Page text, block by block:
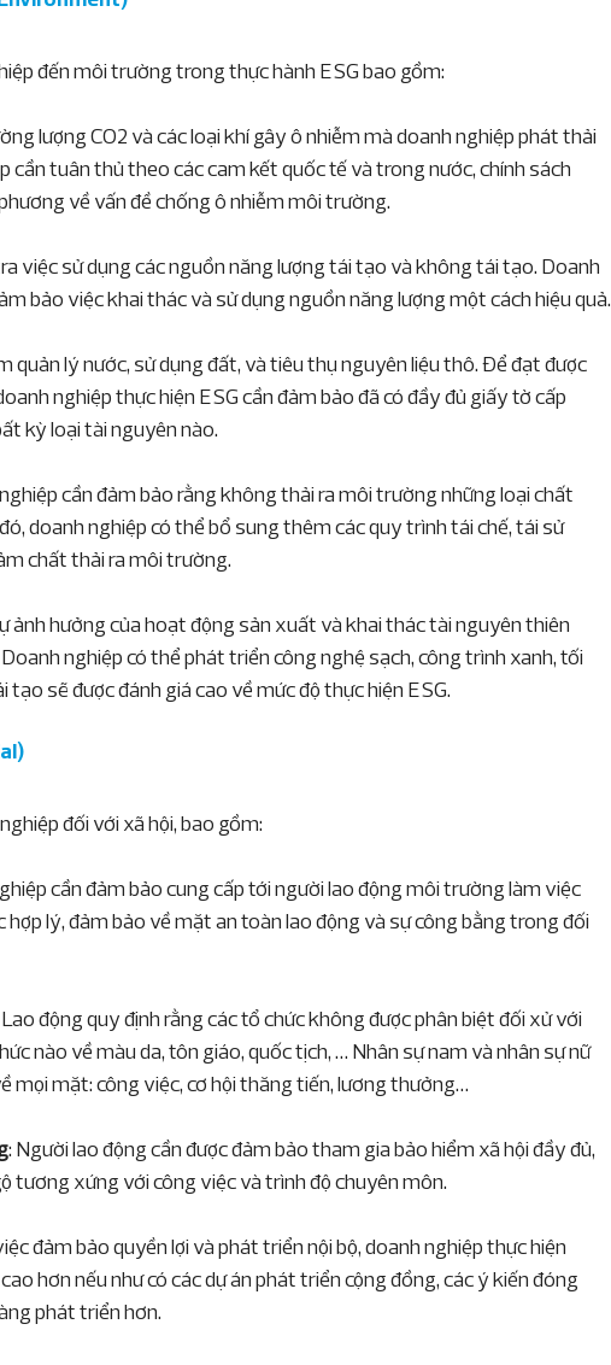
đến môi trường trong thực hành ESG bao gồm:
lượng CO2 và các loại khí gây ô nhiễm mà doanh nghiệp phát thải
cần tuân thủ theo các cam kết quốc tế và trong nước, chính sách
về vấn đề chống ô nhiễm môi trường.
việc sử dụng các nguồn năng lượng tái tạo và không tái tạo. Doanh
bảo việc khai thác và sử dụng nguồn năng lượng một cách hiệu quả.
quản lý nước, sử dụng đất, và tiêu thụ nguyên liệu thô. Để đạt được
nghiệp thực hiện ESG cần đảm bảo đã có đầy đủ giấy tờ cấp
kỳ loại tài nguyên nào.
cần đảm bảo rằng không thải ra môi trường những loại chất
doanh nghiệp có thể bổ sung thêm các quy trình tái chế, tái sử
chất thải ra môi trường.
ảnh hưởng của hoạt động sản xuất và khai thác tài nguyên thiên
nghiệp có thể phát triển công nghệ sạch, công trình xanh, tối
sẽ được đánh giá cao về mức độ thực hiện ESG.
đối với xã hội, bao gồm:
cần đảm bảo cung cấp tới người lao động môi trường làm việc
hợp lý, đảm bảo về mặt an toàn lao động và sự công bằng trong đối
động quy định rằng các tổ chức không được phân biệt đối xử với
nào về màu da, tôn giáo, quốc tịch, … Nhân sự nam và nhân sự nữ
mọi mặt: công việc, cơ hội thăng tiến, lương thưởng…
: Người lao động cần được đảm bảo tham gia bảo hiểm xã hội đầy đủ,
tương xứng với công việc và trình độ chuyên môn.
đảm bảo quyền lợi và phát triển nội bộ, doanh nghiệp thực hiện
hơn nếu như có các dự án phát triển cộng đồng, các ý kiến đóng
phát triển hơn.